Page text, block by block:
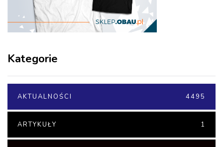
Kategorie
AKTUALNOŚCI 4495
ARTYKUŁY 1